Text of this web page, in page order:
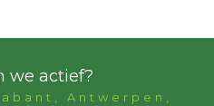
we actief?
Antwerpen,